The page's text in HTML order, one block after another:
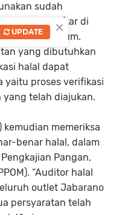
sudah
sudah terdaftar di
atau belum.
yang dibutuhkan
halal dapat
yaitu proses verifikasi
yang telah diajukan.
kemudian memeriksa
benar halal, dalam
Pangan,
“Auditor halal
outlet Jabarano
persyaratan telah
×
UPDATE